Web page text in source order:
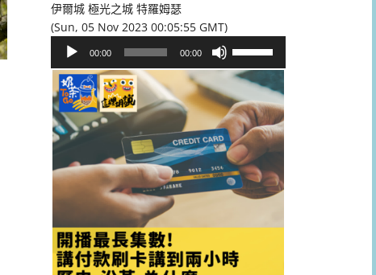
伊爾城 極光之城 特羅姆瑟
(Sun, 05 Nov 2023 00:05:55 GMT)
播
放
器
00:00 00:00
向
上/
向
下
鍵
以
提
或
降
低